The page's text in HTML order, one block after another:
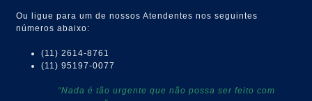
Ou ligue para um de nossos Atendentes nos seguintes
números abaixo:
(11) 2614-8761
(11) 95197-0077
“Nada é tão urgente que não possa ser feito com